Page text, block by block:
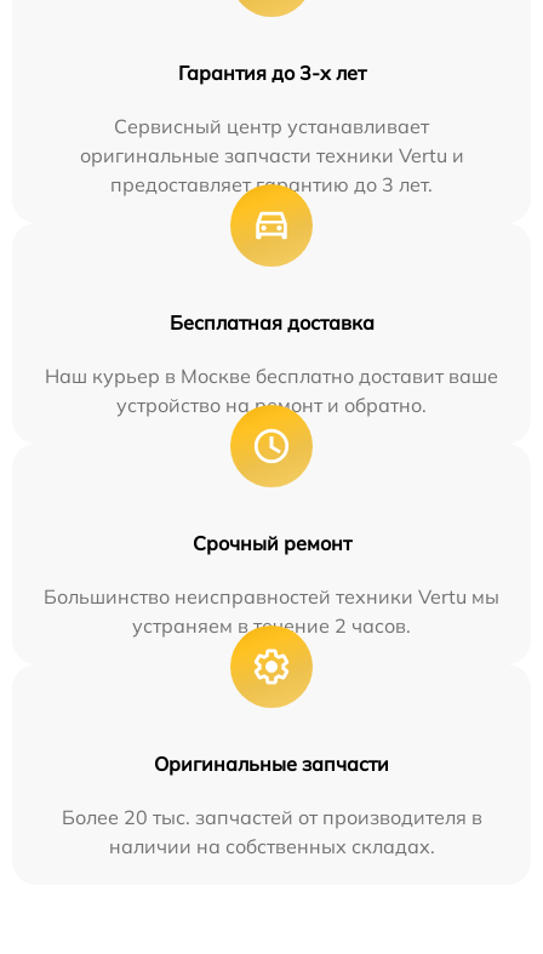
Гарантия до 3-х лет
Сервисный центр устанавливает
оригинальные запчасти техники Vertu и
предоставляет гарантию до 3 лет.
Бесплатная доставка
Наш курьер в Москве бесплатно доставит ваше
устройство на ремонт и обратно.
Срочный ремонт
Большинство неисправностей техники Vertu мы
устраняем в течение 2 часов.
Оригинальные запчасти
Более 20 тыс. запчастей от производителя в
наличии на собственных складах.